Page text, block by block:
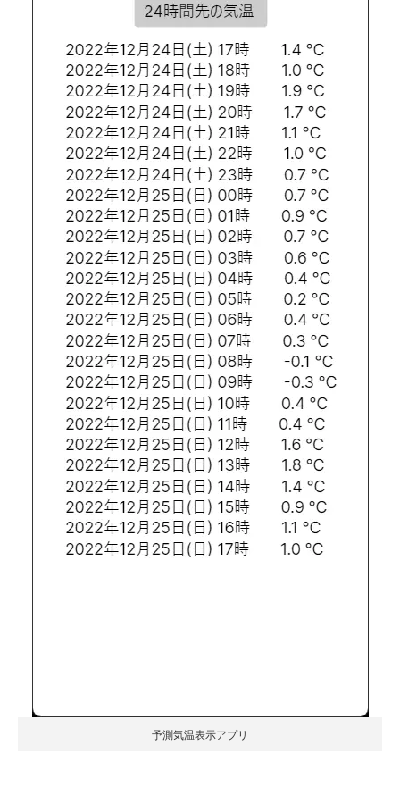
予測気温表示アプリ